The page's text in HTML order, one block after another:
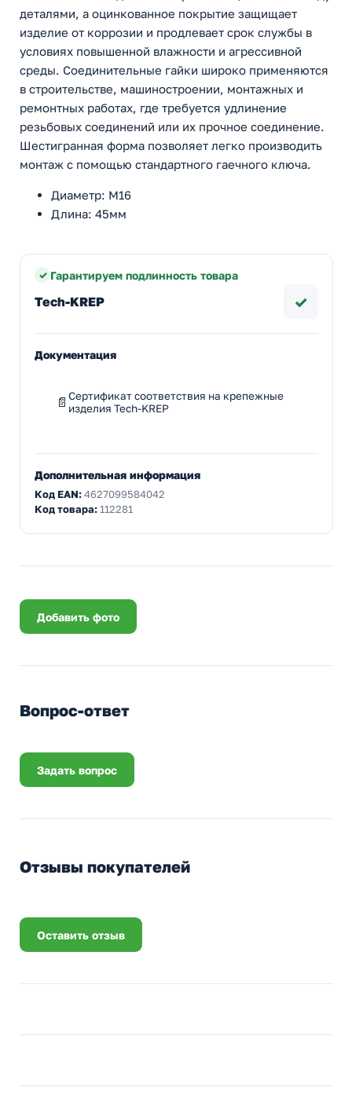
деталями, а оцинкованное покрытие защищает
изделие от коррозии и продлевает срок службы в
условиях повышенной влажности и агрессивной
среды. Соединительные гайки широко применяются
в строительстве, машиностроении, монтажных и
ремонтных работах, где требуется удлинение
резьбовых соединений или их прочное соединение.
Шестигранная форма позволяет легко производить
монтаж с помощью стандартного гаечного ключа.
Диаметр: M16
Длина: 45мм
Гарантируем подлинность товара
Tech-KREP ✓
Документация
Сертификат соответствия на крепежные
изделия Tech-KREP
Дополнительная информация
Код EAN:4627099584042
Код товара:112281
Добавить фото
Вопрос-ответ
Задать вопрос
Отзывы покупателей
Оставить отзыв